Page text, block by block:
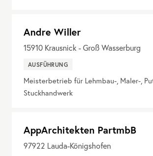
Andre Willer
15910 Krausnick - Groß Wasserburg
AUSFÜHRUNG
Meisterbetrieb für Lehmbau-, Maler-,
Stuckhandwerk
AppArchitekten PartmbB
97922 Lauda-Königshofen